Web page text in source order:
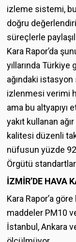
izleme sistemi,
doğru
süreçlerle
Kara Rapor’da
yıllarında
ağındaki istasyon
izlenmesi verimi
ama bu altyapıyı
yakıt kullanan
kalitesi düzenli
nüfusun yüzde
Örgütü
İZMİR’DE HAVA
Kara Rapor’a
maddeler PM10
İstanbul, Ankara